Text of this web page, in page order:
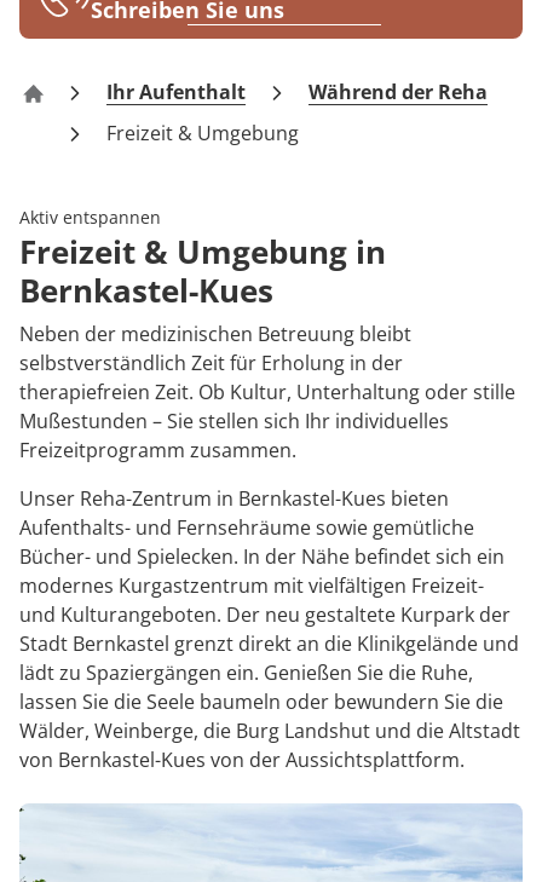
Blog
Karriere
Schreiben Sie uns
Reha-Zentrum Bernkastel-Kues Klinik Burg-
Ihr Aufenthalt
Während der Reha
Freizeit & Umgebung
Aktiv entspannen
Freizeit & Umgebung in
Bernkastel-Kues
Neben der medizinischen Betreuung bleibt
selbstverständlich Zeit für Erholung in der
therapiefreien Zeit. Ob Kultur, Unterhaltung oder stille
Mußestunden – Sie stellen sich Ihr individuelles
Freizeitprogramm zusammen.
Unser Reha-Zentrum in Bernkastel-Kues bieten
Aufenthalts- und Fernsehräume sowie gemütliche
Bücher- und Spielecken. In der Nähe befindet sich ein
modernes Kurgastzentrum mit vielfältigen Freizeit-
und Kulturangeboten. Der neu gestaltete Kurpark der
Stadt Bernkastel grenzt direkt an die Klinikgelände und
lädt zu Spaziergängen ein. Genießen Sie die Ruhe,
lassen Sie die Seele baumeln oder bewundern Sie die
Wälder, Weinberge, die Burg Landshut und die Altstadt
von Bernkastel-Kues von der Aussichtsplattform.